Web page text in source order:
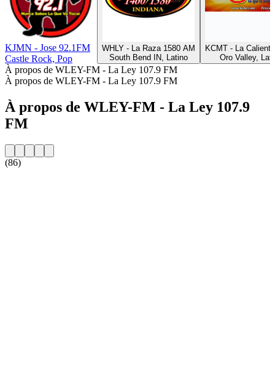
KJMN - Jose 92.1FM
Castle Rock, Pop
WHLY - La Raza 1580 AM
South Bend IN, Latino
KCMT - La
Oro Valley,
À propos de WLEY-FM - La Ley 107.9 FM
À propos de WLEY-FM - La Ley 107.9 FM
À propos de WLEY-FM - La Ley 107.9
FM
(86)